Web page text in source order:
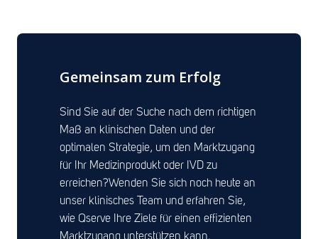
Gemeinsam zum Erfolg
Sind Sie auf der Suche nach dem richtigen
Maß an klinischen Daten und der
optimalen Strategie, um den Marktzugang
für Ihr Medizinprodukt oder IVD zu
erreichen?Wenden Sie sich noch heute an
unser klinisches Team und erfahren Sie,
wie Qserve Ihre Ziele für einen effizienten
Marktzugang unterstützen kann.